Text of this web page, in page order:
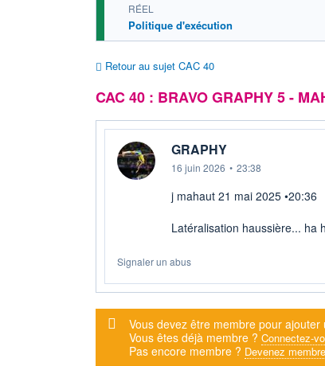
RÉEL
Politique d'exécution
Retour au sujet CAC 40
CAC 40 : BRAVO GRAPHY 5 -
GRAPHY
16 juin 2026 • 23:38
j mahaut 21 mai 2025 •20:36
Latéralisation haussière... ha
Signaler un abus
Message d'alerte
Vous devez être membre pour ajouter
Vous êtes déjà membre ? Connectez-
Pas encore membre ? Devenez